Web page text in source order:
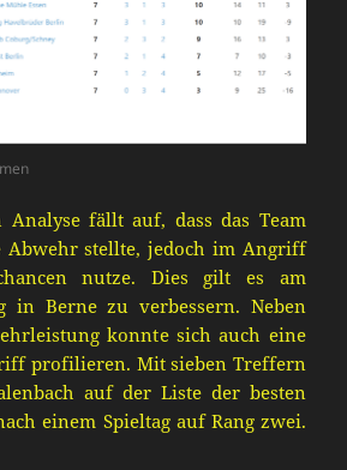
Analyse fällt auf, dass das Team
Abwehr stellte, jedoch im Angriff
nutze. Dies gilt es am
in Berne zu verbessern. Neben
konnte sich auch eine
profilieren. Mit sieben Treffern
auf der Liste der besten
einem Spieltag auf Rang zwei.